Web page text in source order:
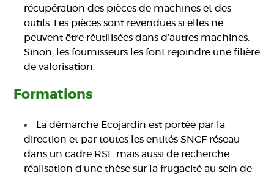
récupération des pièces de machines et des
outils. Les pièces sont revendues si elles ne
peuvent être réutilisées dans d’autres machines.
Sinon, les fournisseurs les font rejoindre une filière
de valorisation.
Formations
La démarche Ecojardin est portée par la
direction et par toutes les entités SNCF réseau
dans un cadre RSE mais aussi de recherche :
réalisation d'une thèse sur la frugacité au sein de